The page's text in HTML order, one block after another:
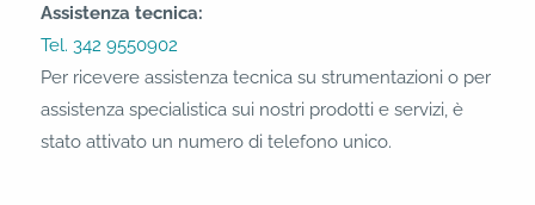
Assistenza tecnica:
Tel. 342 9550902
Per ricevere assistenza tecnica su strumentazioni o per
assistenza specialistica sui nostri prodotti e servizi, è
stato attivato un numero di telefono unico.